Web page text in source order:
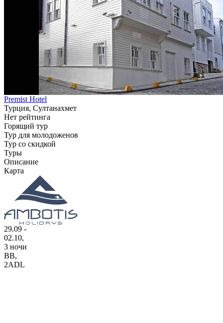
Premist Hotel
Турция, Султанахмет
Нет рейтинга
Горящий тур
Тур для молодоженов
Тур со скидкой
Туры
Описание
Карта
29.09 -
02.10,
3 ночи
BB,
2ADL